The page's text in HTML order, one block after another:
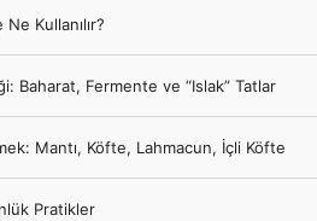
Kullanılır?
Baharat, Fermente ve “Islak” Tatlar
Mantı, Köfte, Lahmacun, İçli Köfte
Pratikler